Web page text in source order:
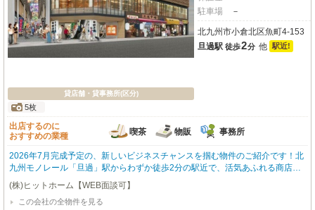
貸店舗・貸事務所(区分)
5枚
駐車場
－
北九州市小倉北区魚町4-153
旦過駅 徒歩2分 他 駅近!
出店するのに
おすすめの業種
喫茶 物販 事務所
2026年7月完成予定の、新しいビジネスチャンスを掴む物件のご紹介です！北
九州モノレール「旦過」駅からわずか徒歩2分の駅近で、活気あふれる商店街
に面した抜群のロケーションが魅力です。約23.13㎡の広さで、1階路面店とい
う視認性の高さも嬉しいポイント。内装はスケルトンなので、お客様の思い描
く理想の店舗空間を自由にデザインしていただけます。喫茶・カフェ、小売・
(株)ヒットホーム【WEB面談可】
この会社の全物件を見る